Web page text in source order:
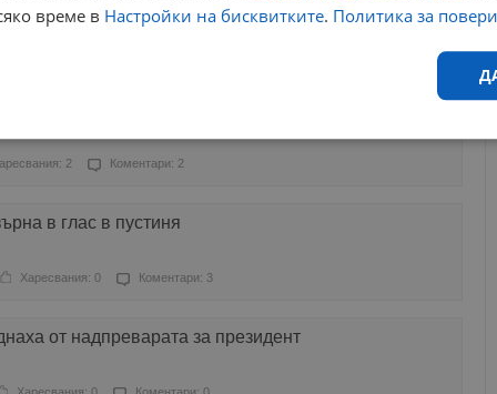
2 Коментари: 2
в глас в пустиня
Харесвания: 0 Коментари: 3
от надпреварата за президент
време в Настройки на бисквитките. Политика за
Ефективност Таргетиране Функционалност